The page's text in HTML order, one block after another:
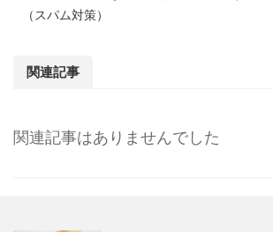
（スパム対策）
関連記事
関連記事はありませんでした